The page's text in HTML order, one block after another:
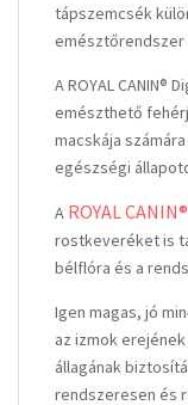
tápszemcsék
A ROYAL CANIN®
emészthető
macskája
egészségi
A ROYAL
rostkeveréket is
bélflóra és a
Igen magas, jó
az izmok
állagának
rendszeresen és